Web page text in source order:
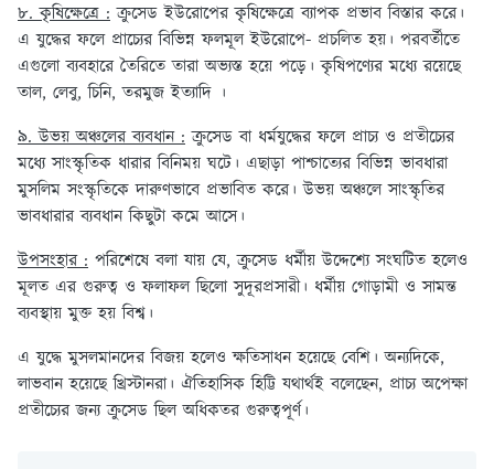
৮. কৃষিক্ষেত্রে : ক্রুসেড ইউরোপের কৃষিক্ষেত্রে ব্যাপক প্রভাব বিস্তার করে।
এ যুদ্ধের ফলে প্রাচ্যের বিভিন্ন ফলমূল ইউরোপে- প্রচলিত হয়। পরবর্তীতে
এগুলো ব্যবহারে তৈরিতে তারা অভ্যস্ত হয়ে পড়ে। কৃষিপণ্যের মধ্যে রয়েছে
তাল, লেবু, চিনি, তরমুজ ইত্যাদি ।
৯. উভয় অঞ্চলের ব্যবধান : ক্রুসেড বা ধর্মযুদ্ধের ফলে প্রাচ্য ও প্রতীচ্যের
মধ্যে সাংস্কৃতিক ধারার বিনিময় ঘটে। এছাড়া পাশ্চাত্যের বিভিন্ন ভাবধারা
মুসলিম সংস্কৃতিকে দারুণভাবে প্রভাবিত করে। উভয় অঞ্চলে সাংস্কৃতির
ভাবধারার ব্যবধান কিছুটা কমে আসে।
উপসংহার : পরিশেষে বলা যায় যে, ক্রুসেড ধর্মীয় উদ্দেশ্যে সংঘটিত হলেও
মূলত এর গুরুত্ব ও ফলাফল ছিলো সুদূরপ্রসারী। ধর্মীয় গোড়ামী ও সামন্ত
ব্যবস্থায় মুক্ত হয় বিশ্ব।
এ যুদ্ধে মুসলমানদের বিজয় হলেও ক্ষতিসাধন হয়েছে বেশি। অন্যদিকে,
লাভবান হয়েছে খ্রিস্টানরা। ঐতিহাসিক হিট্টি যথার্থই বলেছেন, প্রাচ্য অপেক্ষা
প্রতীচ্যের জন্য ক্রুসেড ছিল অধিকতর গুরুত্বপূর্ণ।